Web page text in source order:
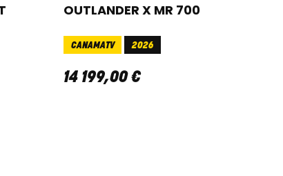
OUTLANDER X MR 700
CANAMATV 2026
14 199,00€